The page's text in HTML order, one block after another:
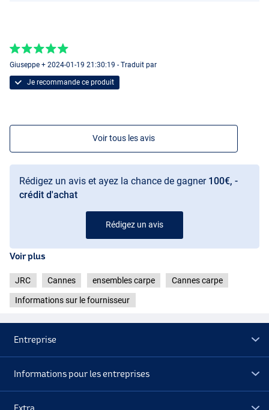
Giuseppe + 2024-01-19 21:30:19 - Traduit par
Je recommande ce produit
Voir tous les avis
Rédigez un avis et ayez la chance de gagner 100€, -
crédit d'achat
Rédigez un avis
Voir plus
JRC Cannes ensembles carpe Cannes carpe
Informations sur le fournisseur
Entreprise
Informations pour les entreprises
Extra